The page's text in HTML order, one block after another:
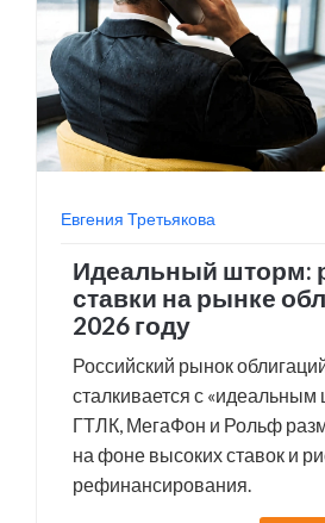
Евгения Третьякова
Идеальный шторм:
ставки на рынке
2026 году
Российский рынок
сталкивается с
ГТЛК, МегаФон и Рольф
на фоне высоких ставок и
рефинансирования.